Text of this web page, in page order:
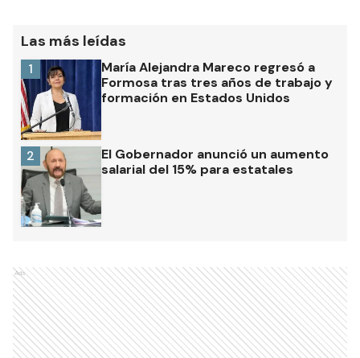
Las más leídas
María Alejandra Mareco regresó a
Formosa tras tres años de trabajo y
formación en Estados Unidos
1
El Gobernador anunció un aumento
salarial del 15% para estatales
2
Ads